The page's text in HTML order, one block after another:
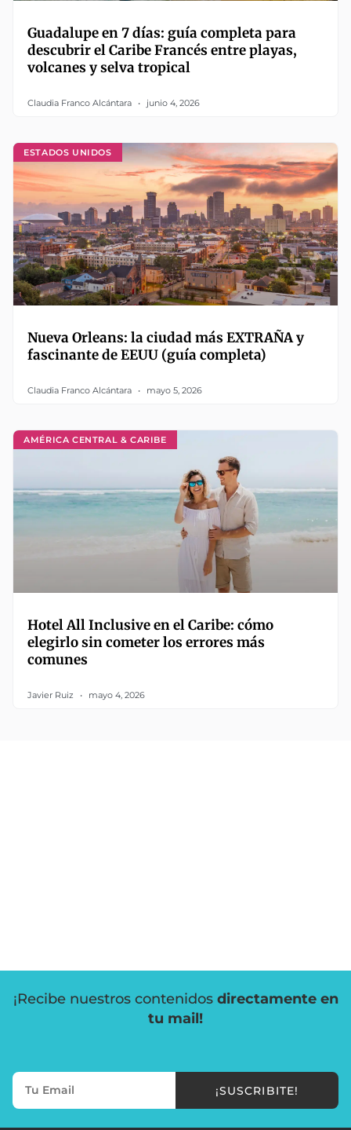
Guadalupe en 7 días: guía completa para
descubrir el Caribe Francés entre playas,
volcanes y selva tropical
Claudia Franco Alcántara junio 4, 2026
ESTADOS UNIDOS
Nueva Orleans: la ciudad más EXTRAÑA y
fascinante de EEUU (guía completa)
Claudia Franco Alcántara mayo 5, 2026
AMÉRICA CENTRAL & CARIBE
Hotel All Inclusive en el Caribe: cómo
elegirlo sin cometer los errores más
comunes
Javier Ruiz mayo 4, 2026
¡Recibe nuestros contenidos directamente en
tu mail!
¡SUSCRIBITE!